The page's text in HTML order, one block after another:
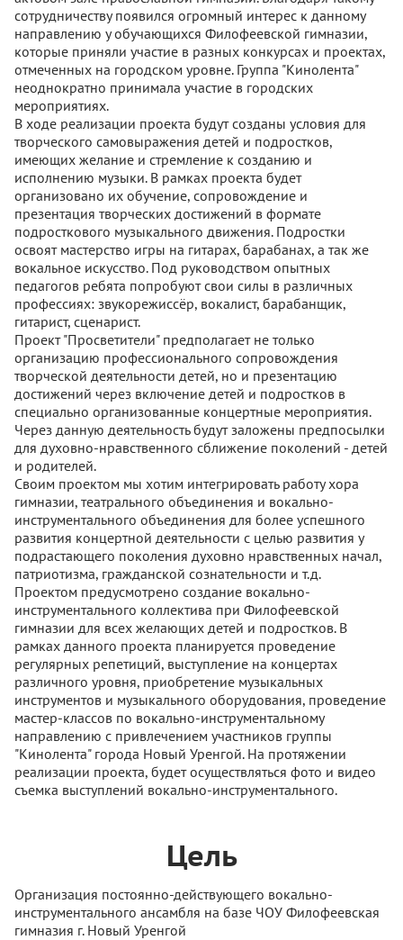
сотрудничеству появился огромный интерес к данному
направлению у обучающихся Филофеевской гимназии,
которые приняли участие в разных конкурсах и проектах,
отмеченных на городском уровне. Группа "Кинолента"
неоднократно принимала участие в городских
мероприятиях.
В ходе реализации проекта будут созданы условия для
творческого самовыражения детей и подростков,
имеющих желание и стремление к созданию и
исполнению музыки. В рамках проекта будет
организовано их обучение, сопровождение и
презентация творческих достижений в формате
подросткового музыкального движения. Подростки
освоят мастерство игры на гитарах, барабанах, а так же
вокальное искусство. Под руководством опытных
педагогов ребята попробуют свои силы в различных
профессиях: звукорежиссёр, вокалист, барабанщик,
гитарист, сценарист.
Проект "Просветители" предполагает не только
организацию профессионального сопровождения
творческой деятельности детей, но и презентацию
достижений через включение детей и подростков в
специально организованные концертные мероприятия.
Через данную деятельность будут заложены предпосылки
для духовно-нравственного сближение поколений - детей
и родителей.
Своим проектом мы хотим интегрировать работу хора
гимназии, театрального объединения и вокально-
инструментального объединения для более успешного
развития концертной деятельности с целью развития у
подрастающего поколения духовно нравственных начал,
патриотизма, гражданской сознательности и т.д.
Проектом предусмотрено создание вокально-
инструментального коллектива при Филофеевской
гимназии для всех желающих детей и подростков. В
рамках данного проекта планируется проведение
регулярных репетиций, выступление на концертах
различного уровня, приобретение музыкальных
инструментов и музыкального оборудования, проведение
мастер-классов по вокально-инструментальному
направлению с привлечением участников группы
"Кинолента" города Новый Уренгой. На протяжении
реализации проекта, будет осуществляться фото и видео
съемка выступлений вокально-инструментального.
Цель
Организация постоянно-действующего вокально-
инструментального ансамбля на базе ЧОУ Филофеевская
гимназия г. Новый Уренгой